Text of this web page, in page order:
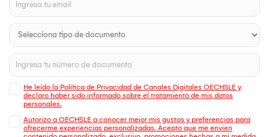
He leído la Política de Privacidad de Canales Digitales OECHSLE y
declaro haber sido informado sobre el tratamiento de mis datos
personales.
Autorizo a OECHSLE a conocer mejor mis gustos y preferencias para
ofrecerme experiencias personalizadas. Acepto que me envien